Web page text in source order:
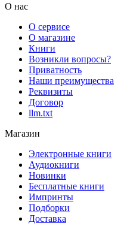
О нас
О сервисе
О магазине
Книги
Возникли вопросы?
Приватность
Наши преимущества
Реквизиты
Договор
llm.txt
Магазин
Электронные книги
Аудиокниги
Новинки
Бесплатные книги
Импринты
Подборки
Доставка